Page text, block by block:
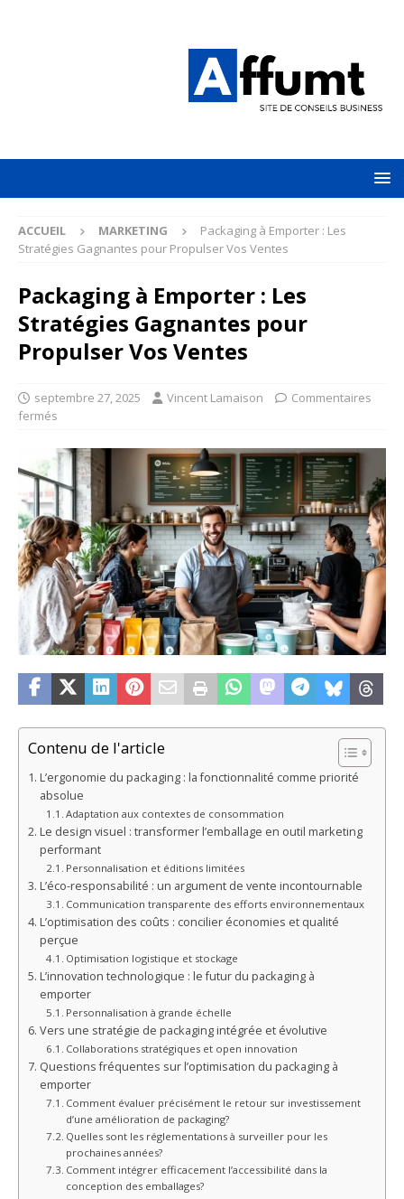
ACCUEIL MARKETING
Packaging à Emporter : Les
Stratégies Gagnantes pour Propulser Vos Ventes
Packaging à Emporter : Les
Stratégies Gagnantes pour
Propulser Vos Ventes
septembre 27, 2025 Vincent Lamaison
Commentaires
fermés
Contenu de l'article
L’ergonomie du packaging : la fonctionnalité comme priorité
absolue
Adaptation aux contextes de consommation
Le design visuel : transformer l’emballage en outil marketing
performant
Personnalisation et éditions limitées
L’éco-responsabilité : un argument de vente incontournable
Communication transparente des efforts environnementaux
L’optimisation des coûts : concilier économies et qualité
perçue
Optimisation logistique et stockage
L’innovation technologique : le futur du packaging à
emporter
Personnalisation à grande échelle
Vers une stratégie de packaging intégrée et évolutive
Collaborations stratégiques et open innovation
Questions fréquentes sur l’optimisation du packaging à
emporter
Comment évaluer précisément le retour sur investissement
d’une amélioration de packaging?
Quelles sont les réglementations à surveiller pour les
prochaines années?
Comment intégrer efficacement l’accessibilité dans la
conception des emballages?